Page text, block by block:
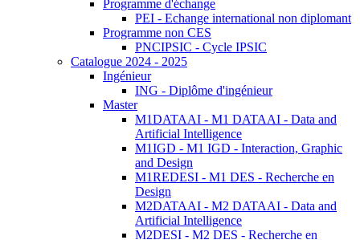
Programme d'échange
PEI - Echange international non diplomant
Programme non CES
PNCIPSIC - Cycle IPSIC
Catalogue 2024 - 2025
Ingénieur
ING - Diplôme d'ingénieur
Master
M1DATAAI - M1 DATAAI - Data and
Artificial Intelligence
M1IGD - M1 IGD - Interaction, Graphic
and Design
M1REDESI - M1 DES - Recherche en
Design
M2DATAAI - M2 DATAAI - Data and
Artificial Intelligence
M2DESI - M2 DES - Recherche en